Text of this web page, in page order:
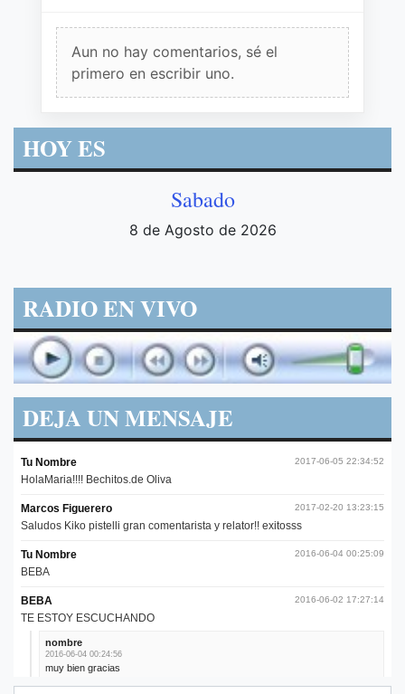
Aun no hay comentarios, sé el
primero en escribir uno.
HOY ES
Sabado
8 de Agosto de 2026
RADIO EN VIVO
DEJA UN MENSAJE